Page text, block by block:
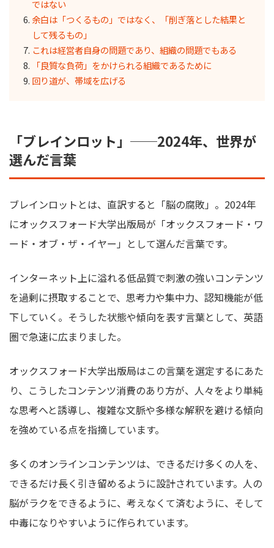
ではない
余白は「つくるもの」ではなく、「削ぎ落とした結果と
して残るもの」
これは経営者自身の問題であり、組織の問題でもある
「良質な負荷」をかけられる組織であるために
回り道が、帯域を広げる
「ブレインロット」──2024年、世界が
選んだ言葉
ブレインロットとは、直訳すると「脳の腐敗」。2024年
にオックスフォード大学出版局が「オックスフォード・ワ
ード・オブ・ザ・イヤー」として選んだ言葉です。
インターネット上に溢れる低品質で刺激の強いコンテンツ
を過剰に摂取することで、思考力や集中力、認知機能が低
下していく。そうした状態や傾向を表す言葉として、英語
圏で急速に広まりました。
オックスフォード大学出版局はこの言葉を選定するにあた
り、こうしたコンテンツ消費のあり方が、人々をより単純
な思考へと誘導し、複雑な文脈や多様な解釈を避ける傾向
を強めている点を指摘しています。
多くのオンラインコンテンツは、できるだけ多くの人を、
できるだけ長く引き留めるように設計されています。人の
脳がラクをできるように、考えなくて済むように、そして
中毒になりやすいように作られています。